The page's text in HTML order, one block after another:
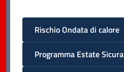
Rischio Ondata di calore
Programma Estate Sicura